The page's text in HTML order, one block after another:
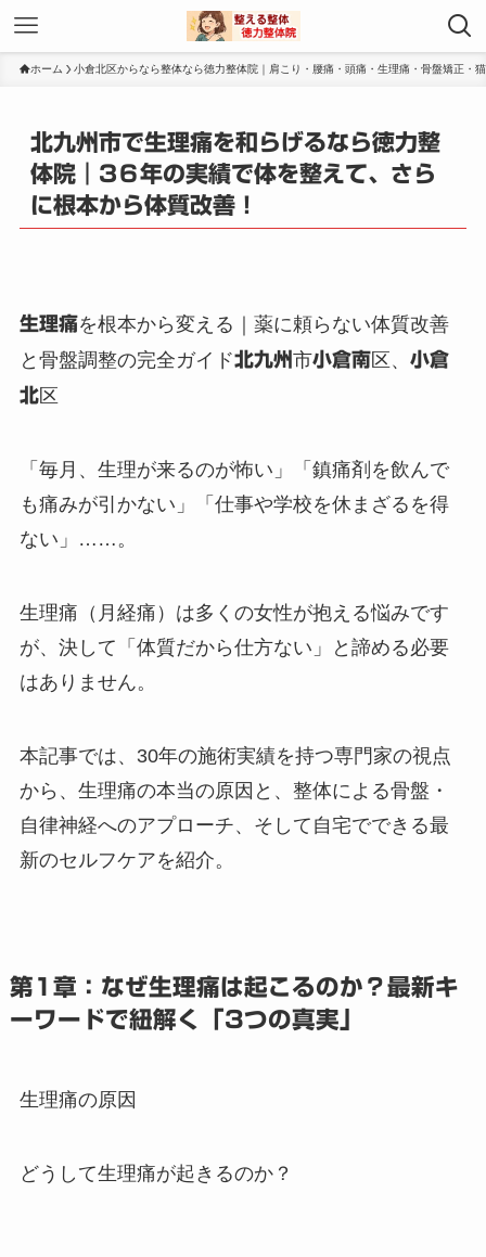
ホーム 小倉北区からなら整体なら徳力整体院｜肩こり・腰痛・頭痛・生理痛・骨盤矯正・
北九州市で生理痛を和らげるなら徳力整
体院｜3６年の実績で体を整えて、さら
に根本から体質改善！
生理痛を根本から変える｜薬に頼らない体質改善
と骨盤調整の完全ガイド北九州市小倉南区、 小倉
北区
「毎月、生理が来るのが怖い」「鎮痛剤を飲んで
も痛みが引かない」「仕事や学校を休まざるを得
ない」……。
生理痛（月経痛）は多くの女性が抱える悩みです
が、決して「体質だから仕方ない」と諦める必要
はありません。
本記事では、30年の施術実績を持つ専門家の視点
から、生理痛の本当の原因と、整体による骨盤・
自律神経へのアプローチ、そして自宅でできる最
新のセルフケアを紹介。
第1章：なぜ生理痛は起こるのか？最新キ
ーワードで紐解く「3つの真実」
生理痛の原因
どうして生理痛が起きるのか？